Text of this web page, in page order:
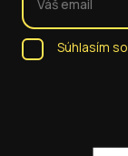
Súhlasím so